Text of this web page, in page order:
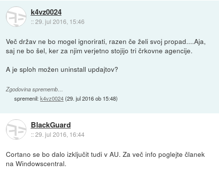
k4vz0024
::29. jul 2016, 15:46
Več držav ne bo mogel ignorirati, razen če želi svoj propad....Aja,
saj ne bo šel, ker za njim verjetno stojijo tri črkovne agencije.
A je sploh možen uninstall updajtov?
Zgodovina sprememb…
spremenil:k4vz0024(29. jul 2016 ob 15:48)
BlackGuard
::29. jul 2016, 16:44
Cortano se bo dalo izključit tudi v AU. Za več info poglejte članek
na Windowscentral.